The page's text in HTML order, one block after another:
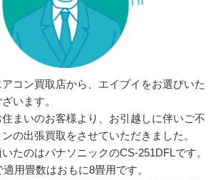
コン買取店から、エイブイをお選びいた
います。
まいのお客様より、お引越しに伴いご不
の出張買取をさせていただきました。
たのはパナソニックのCS-251DFLです。
用畳数はおもに8畳用です。